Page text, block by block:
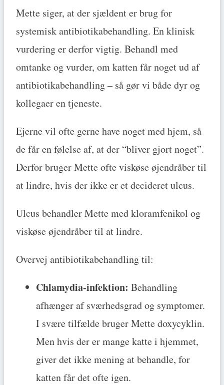
Mette siger, at der sjældent er brug for
systemisk antibiotikabehandling. En klinisk
vurdering er derfor vigtig. Behandl med
omtanke og vurder, om katten får noget ud af
antibiotikabehandling – så gør vi både dyr og
kollegaer en tjeneste.
Ejerne vil ofte gerne have noget med hjem, så
de får en følelse af, at der “bliver gjort noget”.
Derfor bruger Mette ofte viskøse øjendråber til
at lindre, hvis der ikke er et decideret ulcus.
Ulcus behandler Mette med kloramfenikol og
viskøse øjendråber til at lindre.
Overvej antibiotikabehandling til:
Chlamydia-infektion: Behandling
afhænger af sværhedsgrad og symptomer.
I svære tilfælde bruger Mette doxycyklin.
Men hvis der er mange katte i hjemmet,
giver det ikke mening at behandle, for
katten får det ofte igen.